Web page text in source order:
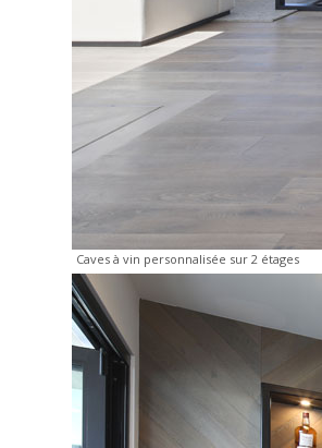
Caves à vin personnalisée sur 2 étages